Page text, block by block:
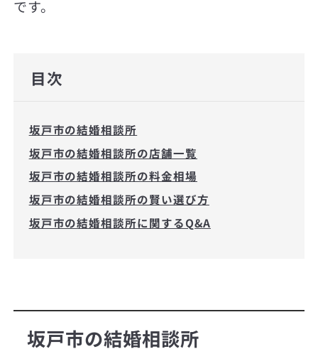
です。
目次
坂戸市の結婚相談所
坂戸市の結婚相談所の店舗一覧
坂戸市の結婚相談所の料金相場
坂戸市の結婚相談所の賢い選び方
坂戸市の結婚相談所に関するQ&A
坂戸市の結婚相談所